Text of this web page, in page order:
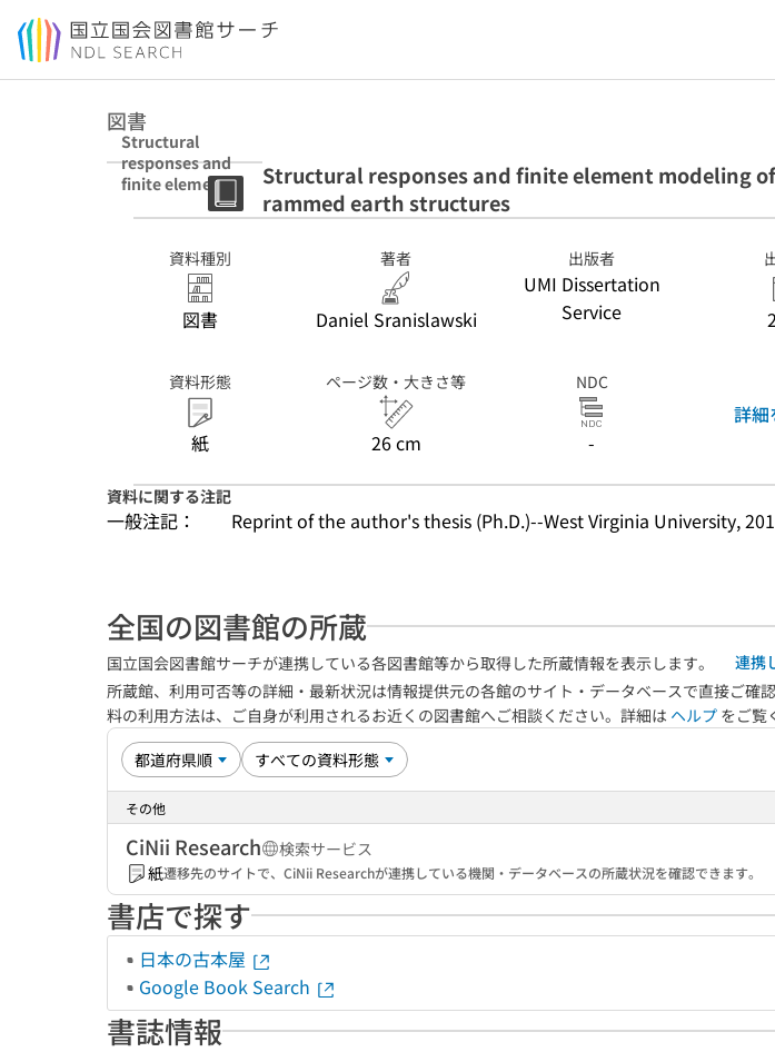
本文へ移動
図書
Structural
responses and
finite element
Hakka Tulou
rammed earth
structures
Structural responses and finite element modeling
rammed earth structures
資料種別
図書
著者
Daniel Sranislawski
出版者
UMI Dissertation
Service
資料形態
紙
ページ数・大きさ等
26 cm
NDC
-
詳細
資料に関する注記
一般注記： Reprint of the author's thesis (Ph.D.)--West Virginia University,
全国の図書館の所蔵
国立国会図書館サーチが連携している各図書館等から取得した所蔵情報を表示します。
連携
所蔵館、利用可否等の詳細・最新状況は情報提供元の各館のサイト・データベースで直接ご確
料の利用方法は、ご自身が利用されるお近くの図書館へご相談ください。詳細は ヘルプ をご覧
その他
CiNii Research
検索サービス
紙遷移先のサイトで、CiNii Researchが連携している機関・データベースの所蔵状況を確認できます。
書店で探す
日本の古本屋
Google Book Search
書誌情報